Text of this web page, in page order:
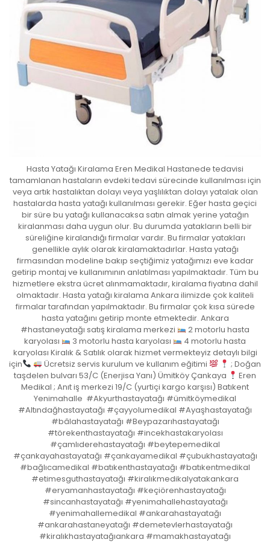
Hasta Yatağı Kiralama Eren Medikal Hastanede tedavisi
tamamlanan hastaların evdeki tedavi sürecinde kullanılması için
veya artık hastalıktan dolayı veya yaşlılıktan dolayı yatalak olan
hastalarda hasta yatağı kullanılması gerekir. Eğer hasta geçici
bir süre bu yatağı kullanacaksa satın almak yerine yatağın
kiralanması daha uygun olur. Bu durumda yatakların belli bir
süreliğine kiralandığı firmalar vardır. Bu firmalar yatakları
genellikle aylık olarak kiralamaktadırlar. Hasta yatağı
firmasından modeline bakıp seçtiğimiz yatağımızı eve kadar
getirip montaj ve kullanımının anlatılması yapılmaktadır. Tüm bu
hizmetlere ekstra ücret alınmamaktadır, kiralama fiyatına dahil
olmaktadır. Hasta yatağı kiralama Ankara ilimizde çok kaliteli
firmalar tarafından yapılmaktadır. Bu firmalar çok kısa sürede
hasta yatağını getirip monte etmektedir. Ankara
#hastaneyatağı satış kiralama merkezi
2 motorlu hasta
karyolası
3 motorlu hasta karyolası
4 motorlu hasta
karyolası Kiralık & Satılık olarak hizmet vermekteyiz detaylı bilgi
için
Ücretsiz servis kurulum ve kullanım eğitimi
; Doğan
taşdelen bulvarı 53/C (Enerjisa Yanı) Ümitköy Çankaya
Eren
Medikal ; Anıt iş merkezi 19/C (yurtiçi kargo karşısı) Batıkent
Yenimahalle #Akyurthastayatağı #ümitköymedikal
#Altındağhastayatağı #çayyolumedikal #Ayaşhastayatağı
#bâlahastayatağı #Beypazarıhastayatağı
#törekenthastayatağı #incekhastakaryolası
#çamlıderehastayatağı #beytepemedikal
#çankayahastayatağı #çankayamedikal #çubukhastayatağı
#bağlıcamedikal #batıkenthastayatağı #batıkentmedikal
#etimesguthastayatağı #kiralıkmedikalyatakankara
#eryamanhastayatağı #keçiörenhastayatağı
#sincanhastayatağı #yenimahallehastayatağı
#yenimahallemedikal #ankarahastayatağı
#ankarahastaneyatağı #demetevlerhastayatağı
#kiralıkhastayatağıankara #mamakhastayatağı